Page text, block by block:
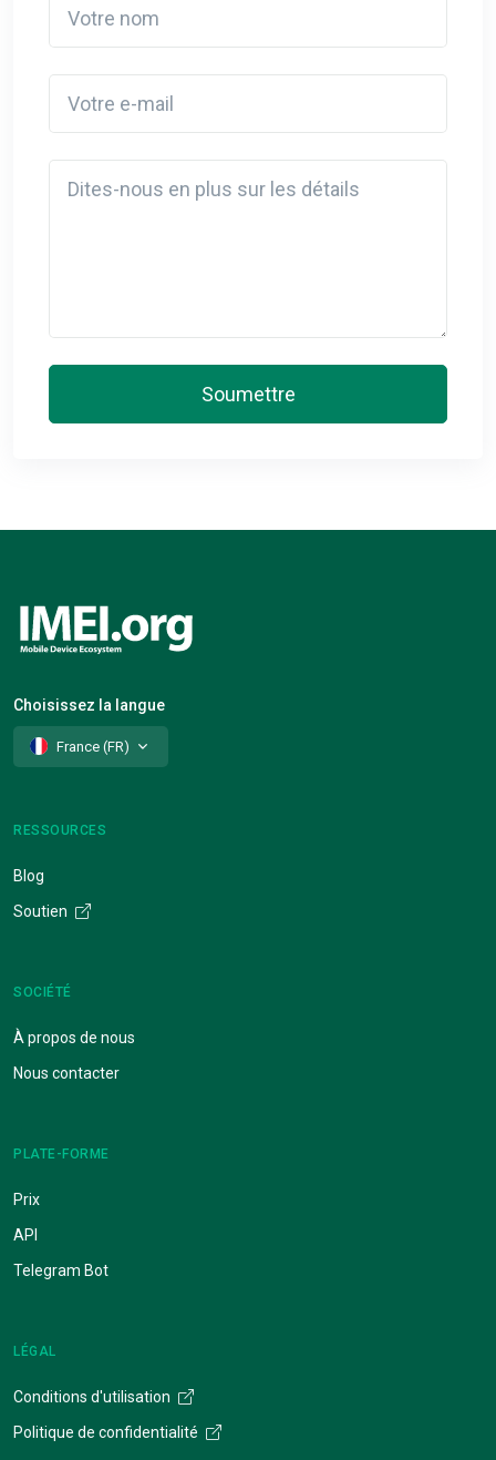
Soumettre
Choisissez la langue
France (FR)
RESSOURCES
Blog
Soutien
SOCIÉTÉ
À propos de nous
Nous contacter
PLATE-FORME
Prix
API
Telegram Bot
LÉGAL
Conditions d'utilisation
Politique de confidentialité